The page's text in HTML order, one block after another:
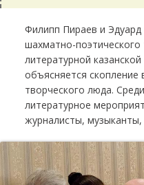
Филипп Пираев и Эдуард
шахматно-поэтического
литературной
объясняется скопление
творческого люда.
литературное
журналисты, музыканты,